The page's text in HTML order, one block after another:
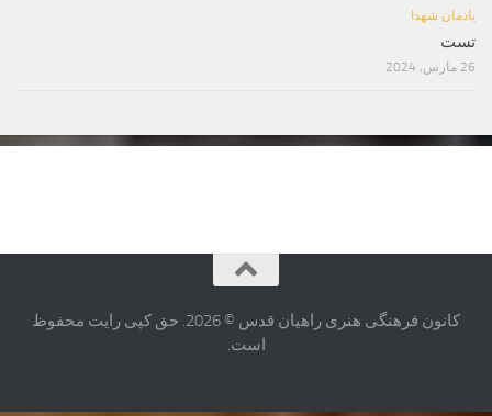
یادمان شهدا
تست
26 مارس, 2024
کانون فرهنگی هنری راهیان قدس © 2026. حق کپی رایت محفوظ
است.